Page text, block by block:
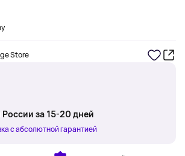
Store
за 15-20 дней
с абсолютной гарантией